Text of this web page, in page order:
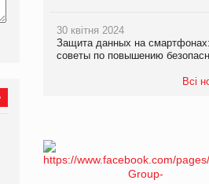
Аргентина повертається з
продуктами птахівництва
на європейський ринок
30 квітня 2024
Защита данных на смартфонах:
советы по повышению
Всі